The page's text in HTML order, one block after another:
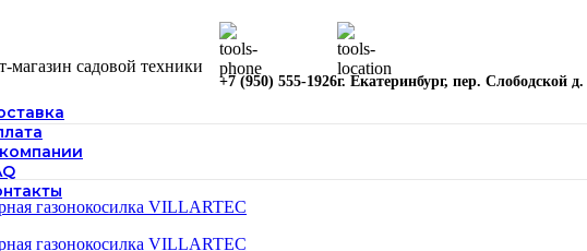
магазин садовой техники
+7 (950) 555-1926г. Екатеринбург, пер. Слободской д.